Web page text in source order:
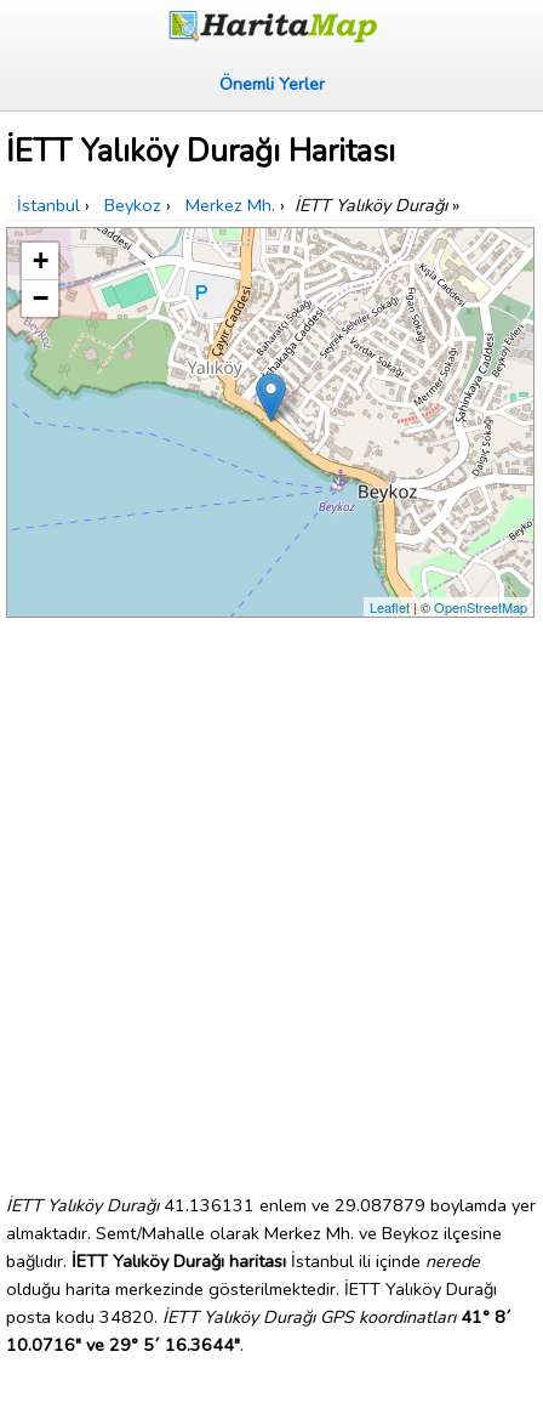
Önemli Yerler
İETT Yalıköy Durağı Haritası
İstanbul › Beykoz › Merkez Mh. › İETT Yalıköy Durağı»
+
−
Leaflet| ©OpenStreetMap
İETT Yalıköy Durağı41.136131 enlem ve 29.087879 boylamda yer
almaktadır. Semt/Mahalle olarak Merkez Mh. ve Beykoz ilçesine
bağlıdır. İETT Yalıköy Durağı haritası İstanbul ili içinde nerede
olduğu harita merkezinde gösterilmektedir. İETT Yalıköy Durağı
posta kodu 34820. İETT Yalıköy Durağı GPS koordinatları 41° 8´
10.0716" ve 29° 5´ 16.3644".